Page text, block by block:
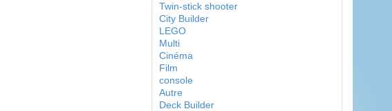
Twin-stick shooter
City Builder
LEGO
Multi
Cinéma
Film
console
Autre
Deck Builder